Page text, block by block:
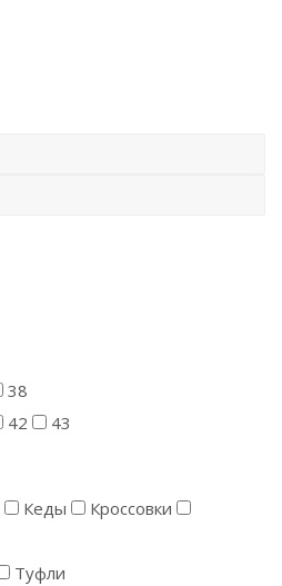
38
42
43
Кеды
Кроссовки
Туфли